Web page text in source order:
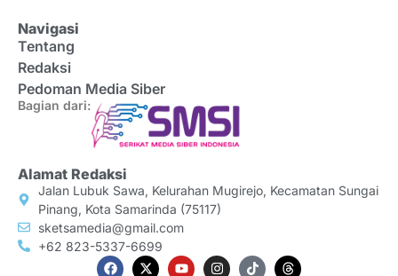
Navigasi
Tentang
Redaksi
Pedoman Media Siber
Bagian dari:
Alamat Redaksi
Jalan Lubuk Sawa, Kelurahan Mugirejo, Kecamatan Sungai
Pinang, Kota Samarinda (75117)
sketsamedia@gmail.com
+62 823-5337-6699